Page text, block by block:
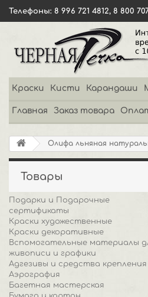
Телефоны: 8 996 721 4812, 8 800
Краски Кисти Карандаши
Главная Заказ товара
Олифа льняная
Товары
Подарки и Подарочные
сертификаты
Краски художественные
Краски декоративные
Вспомогательные материалы
живописи и графики
Адгезивы и средства крепления
Аэрография
Багетная мастерская